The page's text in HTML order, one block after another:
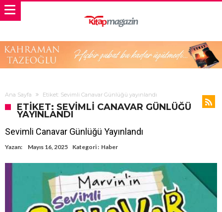
Ana Sayfa Etiket: Sevimli Canavar Günlüğü yayınlandı
ETIKET: SEVIMLI CANAVAR GÜNLÜĞÜ
YAYINLANDI
Sevimli Canavar Günlüğü Yayınlandı
Yazan: Mayıs 16, 2025 Kategori : Haber